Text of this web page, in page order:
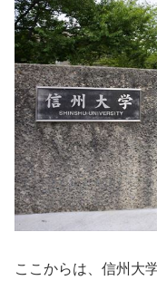
ここからは、信州大